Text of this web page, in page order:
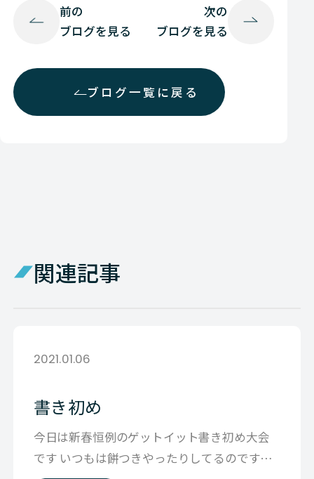
前の
ブログを見る
ブログ一覧に戻る
次の
ブログを見る
関連記事
2021.01.06
書き初め
今日は新春恒例のゲットイット書き初め大会
です いつもは餅つきやったりしてるのですが